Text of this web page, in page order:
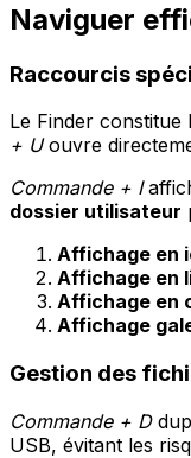
Naviguer
Raccourcis
Le Finder
+ Uouvre
Commande + I
dossier utilisateur
Affichage en
Affichage en
Affichage en
Affichage
Gestion des
Commande + D
USB, évitant les